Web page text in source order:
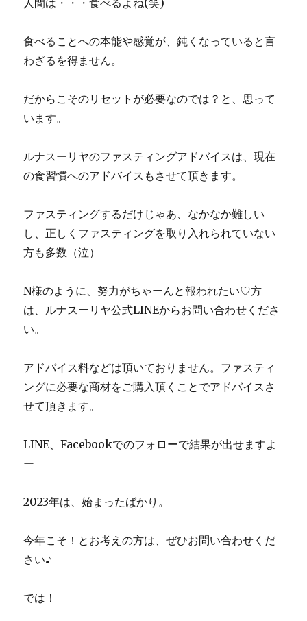
人間は・・・食べるよね(笑)
食べることへの本能や感覚が、鈍くなっていると言
わざるを得ません。
だからこそのリセットが必要なのでは？と、思って
います。
ルナスーリヤのファスティングアドバイスは、現在
の食習慣へのアドバイスもさせて頂きます。
ファスティングするだけじゃあ、なかなか難しい
し、正しくファスティングを取り入れられていない
方も多数（泣）
N様のように、努力がちゃーんと報われたい♡方
は、ルナスーリヤ公式LINEからお問い合わせくださ
い。
アドバイス料などは頂いておりません。ファスティ
ングに必要な商材をご購入頂くことでアドバイスさ
せて頂きます。
LINE、Facebookでのフォローで結果が出せますよ
ー
2023年は、始まったばかり。
今年こそ！とお考えの方は、ぜひお問い合わせくだ
さい♪
では！